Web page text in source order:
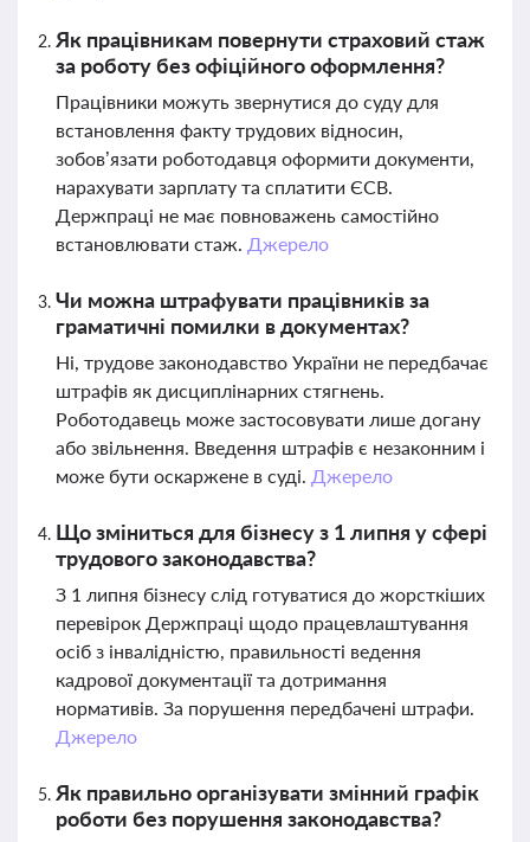
Як працівникам повернути страховий стаж
за роботу без офіційного оформлення?
Працівники можуть звернутися до суду для
встановлення факту трудових відносин,
зобов’язати роботодавця оформити документи,
нарахувати зарплату та сплатити ЄСВ.
Держпраці не має повноважень самостійно
встановлювати стаж. Джерело
Чи можна штрафувати працівників за
граматичні помилки в документах?
Ні, трудове законодавство України не передбачає
штрафів як дисциплінарних стягнень.
Роботодавець може застосовувати лише догану
або звільнення. Введення штрафів є незаконним і
може бути оскаржене в суді. Джерело
Що зміниться для бізнесу з 1 липня у сфері
трудового законодавства?
З 1 липня бізнесу слід готуватися до жорсткіших
перевірок Держпраці щодо працевлаштування
осіб з інвалідністю, правильності ведення
кадрової документації та дотримання
нормативів. За порушення передбачені штрафи.
Джерело
Як правильно організувати змінний графік
роботи без порушення законодавства?